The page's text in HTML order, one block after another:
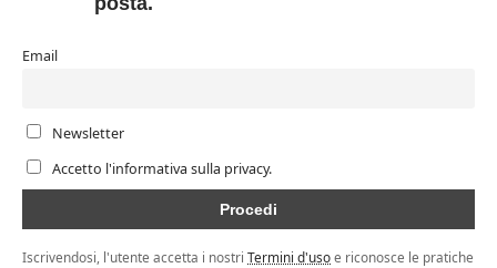
Email
Newsletter
Accetto l'informativa sulla privacy.
Iscrivendosi, l'utente accetta i nostri Termini d'usoe riconosce le pratiche